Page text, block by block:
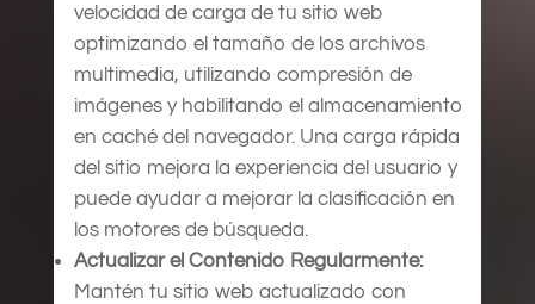
velocidad de carga de tu sitio web
optimizando el tamaño de los archivos
multimedia, utilizando compresión de
imágenes y habilitando el almacenamiento
en caché del navegador. Una carga rápida
del sitio mejora la experiencia del usuario y
puede ayudar a mejorar la clasificación en
los motores de búsqueda.
Actualizar el Contenido Regularmente:
Mantén tu sitio web actualizado con